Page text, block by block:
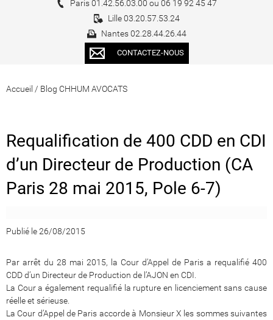
Paris 01.42.56.03.00 ou 06 19 92 45 47
Lille 03.20.57.53.24
Nantes 02.28.44.26.44
CONTACTEZ-NOUS
Accueil / Blog CHHUM AVOCATS
Requalification de 400 CDD en CDI
d’un Directeur de Production (CA
Paris 28 mai 2015, Pole 6-7)
Publié le 26/08/2015
Par arrêt du 28 mai 2015, la Cour d’Appel de Paris a requalifié 400
CDD d’un Directeur de Production de l’AJON en CDI.
La Cour a également requalifié la rupture en licenciement sans cause
réelle et sérieuse.
La Cour d’Appel de Paris accorde à Monsieur X les sommes suivantes